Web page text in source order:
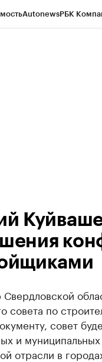
AutonewsРБК
Свердловской
совета по
совет
и
отрасли в